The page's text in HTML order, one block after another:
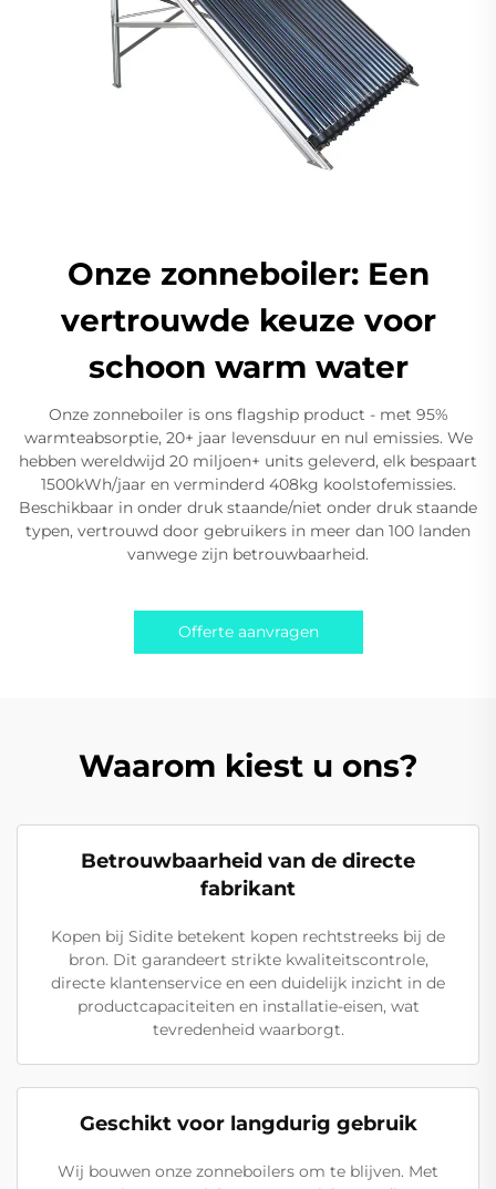
Onze zonneboiler: Een
vertrouwde keuze voor
schoon warm water
Onze zonneboiler is ons flagship product - met 95%
warmteabsorptie, 20+ jaar levensduur en nul emissies. We
hebben wereldwijd 20 miljoen+ units geleverd, elk bespaart
1500kWh/jaar en verminderd 408kg koolstofemissies.
Beschikbaar in onder druk staande/niet onder druk staande
typen, vertrouwd door gebruikers in meer dan 100 landen
vanwege zijn betrouwbaarheid.
Offerte aanvragen
Waarom kiest u ons?
Betrouwbaarheid van de directe
fabrikant
Kopen bij Sidite betekent kopen rechtstreeks bij de
bron. Dit garandeert strikte kwaliteitscontrole,
directe klantenservice en een duidelijk inzicht in de
productcapaciteiten en installatie-eisen, wat
tevredenheid waarborgt.
Geschikt voor langdurig gebruik
Wij bouwen onze zonneboilers om te blijven. Met